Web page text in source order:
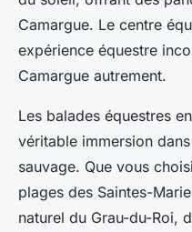
Camargue. Le centre
expérience équestre
Camargue autrement.
Les balades équestres
véritable immersion
sauvage. Que vous
plages des Saintes-
naturel du Grau-du-Roi,